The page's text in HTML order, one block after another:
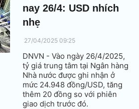
nay 26/4: USD nhích
nhẹ
27/04/2025 09:25
DNVN - Vào ngày 26/4/2025,
tỷ giá trung tâm tại Ngân hàng
Nhà nước được ghi nhận ở
mức 24.948 đồng/USD, tăng
thêm 20 đồng so với phiên
giao dịch trước đó.